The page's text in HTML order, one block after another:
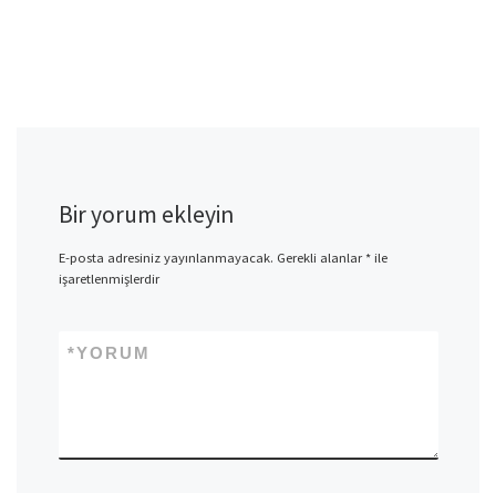
Bir yorum ekleyin
E-posta adresiniz yayınlanmayacak. Gerekli alanlar*ile
işaretlenmişlerdir
YORUM
*